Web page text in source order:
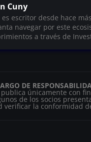
Cuny
es escritor desde hace
navegar por este
a través de
DE
únicamente con
de los socios
verificar la conformidad